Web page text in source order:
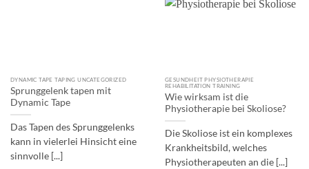
DYNAMIC TAPE TAPING UNCATEGORIZED
Sprunggelenk tapen mit
Dynamic Tape
Das Tapen des Sprunggelenks
kann in vielerlei Hinsicht eine
sinnvolle [...]
GESUNDHEIT PHYSIOTHERAPIE
REHABILITATION TRAINING
Wie wirksam ist die
Physiotherapie bei Skoliose?
Die Skoliose ist ein komplexes
Krankheitsbild, welches
Physiotherapeuten an die [...]